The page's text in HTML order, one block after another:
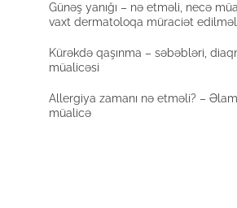
Günəş yanığı – nə etməli, necə
vaxt dermatoloqa müraciət
Kürəkdə qaşınma – səbəbləri,
müalicəsi
Allergiya zamanı nə etməli? –
müalicə